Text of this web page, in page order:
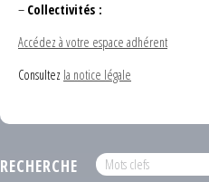
– Collectivités :
Accédez à votre espace adhérent
Consultez la notice légale
RECHERCHE